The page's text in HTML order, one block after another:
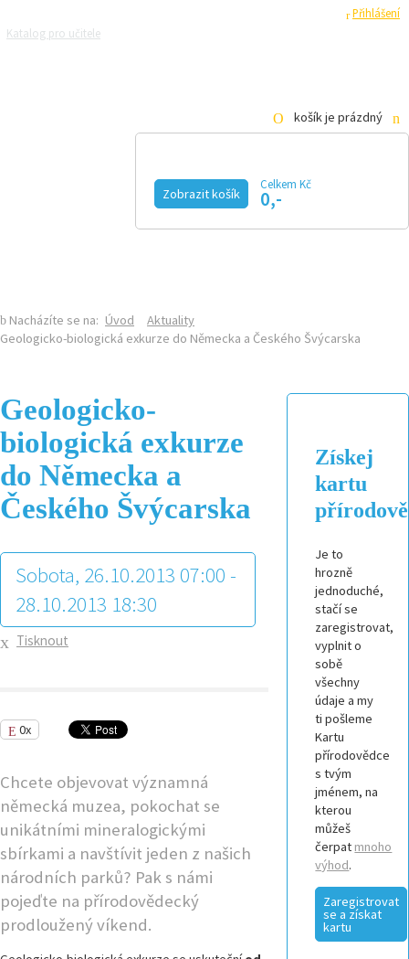
Přihlášení
Katalog pro učitele
košík je prázdný
Zobrazit košík
Celkem Kč
0,-
Nacházíte se na: Úvod
Aktuality
Geologicko-biologická exkurze do Německa a Českého Švýcarska
Geologicko-
biologická exkurze
do Německa a
Českého Švýcarska
Sobota, 26.10.2013 07:00 -
28.10.2013 18:30
Tisknout
0x
Chcete objevovat významná
německá muzea, pokochat se
unikátními mineralogickými
sbírkami a navštívit jeden z našich
národních parků? Pak s námi
pojeďte na přírodovědecký
prodloužený víkend.
Získej
kartu
Je to
hrozně
jednoduché,
stačí se
zaregistrovat,
vyplnit o
sobě
všechny
údaje a my
ti pošleme
Kartu
přírodovědce
s tvým
jménem, na
kterou
můžeš
čerpat mnoho
výhod.
Zaregistrovat
se a získat
kartu